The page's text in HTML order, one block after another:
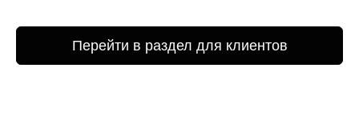
Перейти в раздел для клиентов